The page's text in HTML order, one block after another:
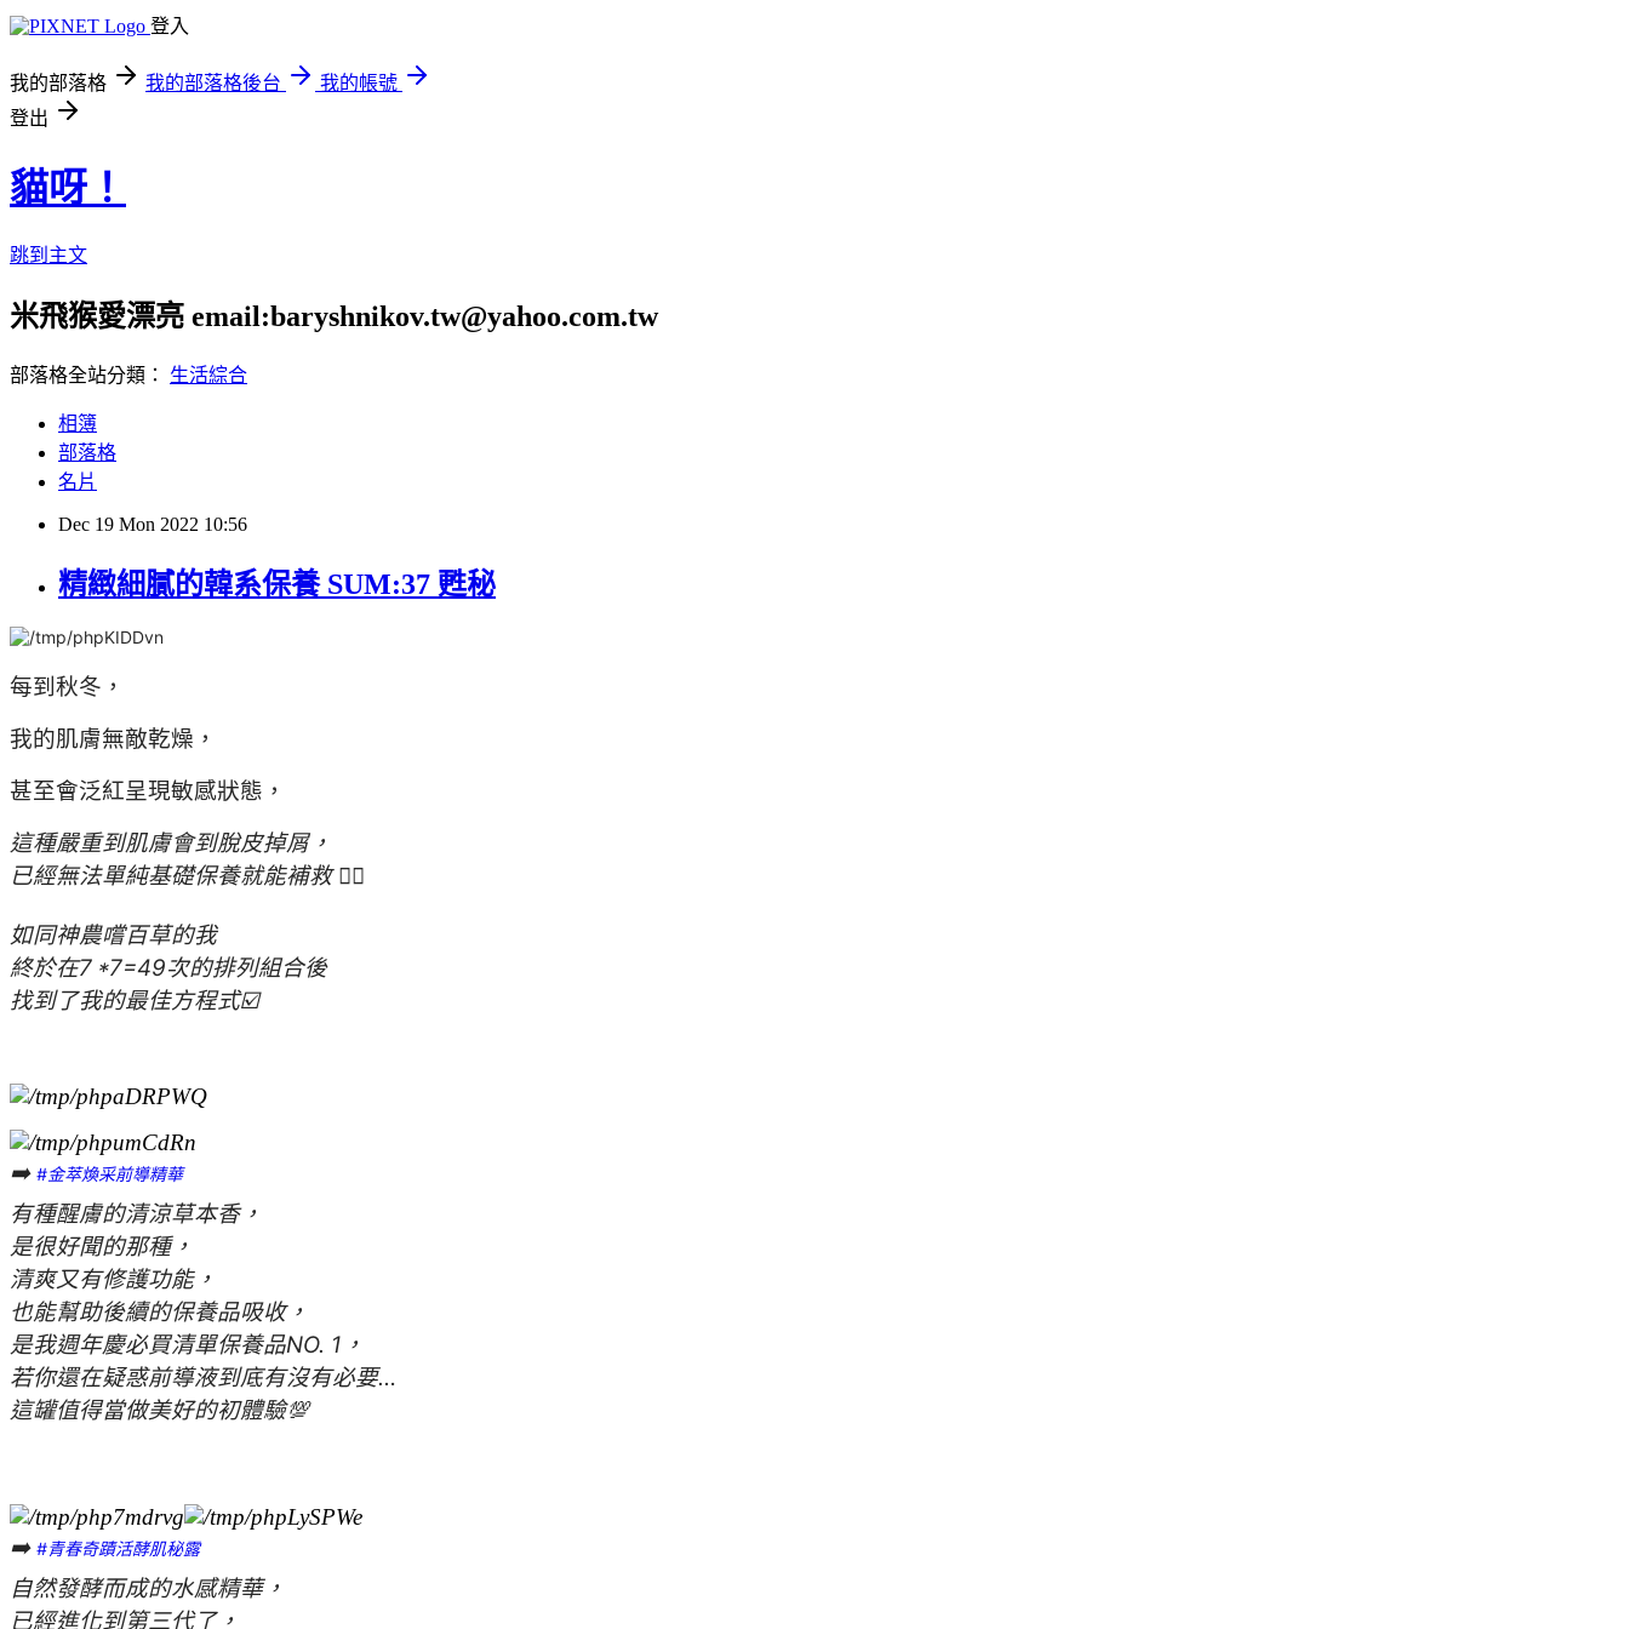
登入
我的部落格 我的部落格後台
我的帳號
登出
貓呀！
跳到主文
米飛猴愛漂亮 email:baryshnikov.tw@yahoo.com.tw
部落格全站分類： 生活綜合
相簿
部落格
名片
Dec 19 Mon 2022 10:56
精緻細膩的韓系保養 SUM:37 甦秘
每到秋冬，
我的肌膚無敵乾燥，
甚至會泛紅呈現敏感狀態，
這種嚴重到肌膚會到脫皮掉屑，
已經無法單純基礎保養就能補救 😮‍💨
如同神農嚐百草的我
終於在7 *7=49次的排列組合後
找到了我的最佳方程式☑️
➡️ #金萃煥采前導精華
有種醒膚的清涼草本香，
是很好聞的那種，
清爽又有修護功能，
也能幫助後續的保養品吸收，
是我週年慶必買清單保養品NO. 1，
若你還在疑惑前導液到底有沒有必要…
這罐值得當做美好的初體驗💯
➡️ #青春奇蹟活酵肌秘露
自然發酵而成的水感精華，
已經進化到第三代了，